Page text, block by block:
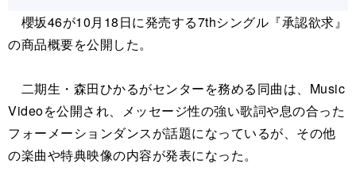
櫻坂46が10月18日に発売する7thシングル『承認欲求』
の商品概要を公開した。
二期生・森田ひかるがセンターを務める同曲は、Music
Videoを公開され、メッセージ性の強い歌詞や息の合った
フォーメーションダンスが話題になっているが、その他
の楽曲や特典映像の内容が発表になった。